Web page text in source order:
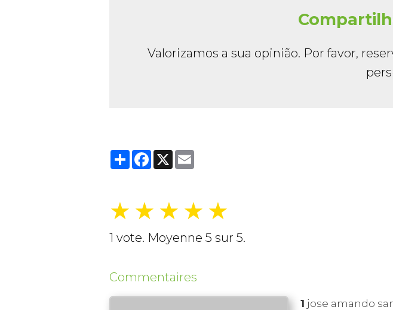
Valorizamos a sua opinião. Por favor,
Partager
Facebook
X
★ ★ ★ ★ ★
1 vote. Moyenne 5 sur 5.
Commentaires
1 jose amando